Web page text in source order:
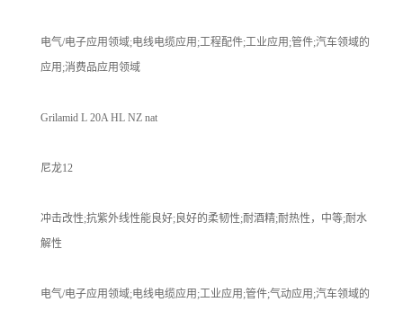
电气/电子应用领域;电线电缆应用;工程配件;工业应用;管件;汽车领域的
应用;消费品应用领域
Grilamid L 20A HL NZ nat
尼龙12
冲击改性;抗紫外线性能良好;良好的柔韧性;耐酒精;耐热性，中等;耐水
解性
电气/电子应用领域;电线电缆应用;工业应用;管件;气动应用;汽车领域的